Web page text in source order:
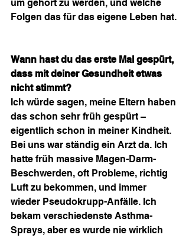
um gehört zu werden, und welche
Folgen das für das eigene Leben hat.
Wann hast du das erste Mal gespürt,
dass mit deiner Gesundheit etwas
nicht stimmt?
Ich würde sagen, meine Eltern haben
das schon sehr früh gespürt –
eigentlich schon in meiner Kindheit.
Bei uns war ständig ein Arzt da. Ich
hatte früh massive Magen-Darm-
Beschwerden, oft Probleme, richtig
Luft zu bekommen, und immer
wieder Pseudokrupp-Anfälle. Ich
bekam verschiedenste Asthma-
Sprays, aber es wurde nie wirklich